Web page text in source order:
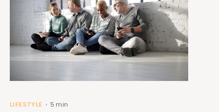
LIFESTYLE • 5 min